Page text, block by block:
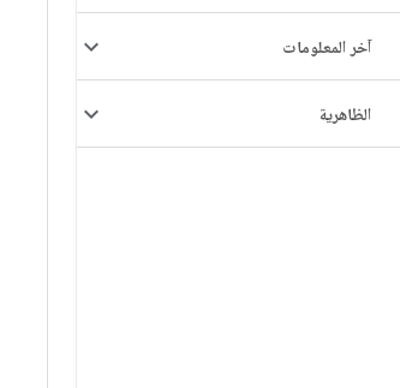
آخر المعلومات
الظاهرية